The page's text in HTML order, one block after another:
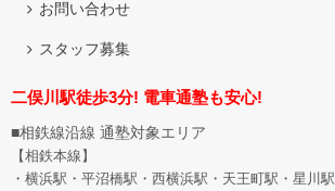
お問い合わせ
スタッフ募集
二俣川駅徒歩3分! 電車通塾も安心!
■相鉄線沿線 通塾対象エリア
【相鉄本線】
・横浜駅・平沼橋駅・西横浜駅・天王町駅・星川駅